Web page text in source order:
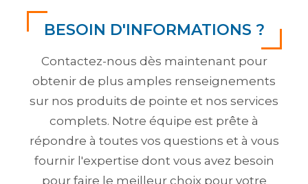
BESOIN D'INFORMATIONS ?
Contactez-nous dès maintenant pour
obtenir de plus amples renseignements
sur nos produits de pointe et nos services
complets. Notre équipe est prête à
répondre à toutes vos questions et à vous
fournir l'expertise dont vous avez besoin
pour faire le meilleur choix pour votre